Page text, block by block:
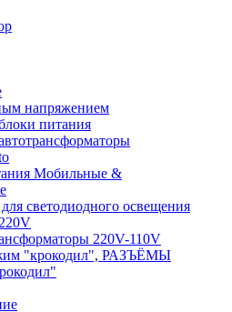
напряжением
питания
Мобильные &
светодиодного освещения
220V-110V
"крокодил", РАЗЪЁМЫ